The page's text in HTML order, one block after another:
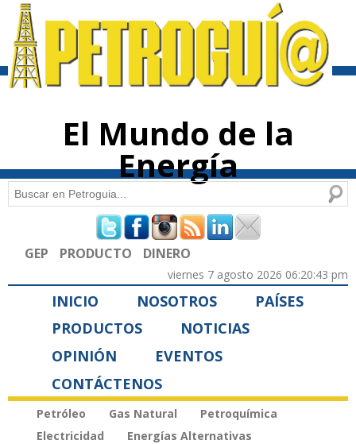
contenido
El Mundo de la
Energía
Formulario de búsqueda
Buscar
GEP PRODUCTO DINERO
viernes 7 agosto 2026 06:20:43 pm
INICIO NOSOTROS
PAÍSES
PRODUCTOS
NOTICIAS
OPINIÓN
EVENTOS
CONTÁCTENOS
Petróleo Gas Natural
Petroquímica
Electricidad
Energías Alternativas